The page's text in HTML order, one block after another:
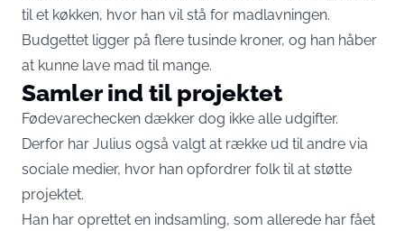
til et køkken, hvor han vil stå for madlavningen.
Budgettet ligger på flere tusinde kroner, og han håber
at kunne lave mad til mange.
Samler ind til projektet
Fødevarechecken dækker dog ikke alle udgifter.
Derfor har Julius også valgt at række ud til andre via
sociale medier, hvor han opfordrer folk til at støtte
projektet.
Han har oprettet en indsamling, som allerede har fået